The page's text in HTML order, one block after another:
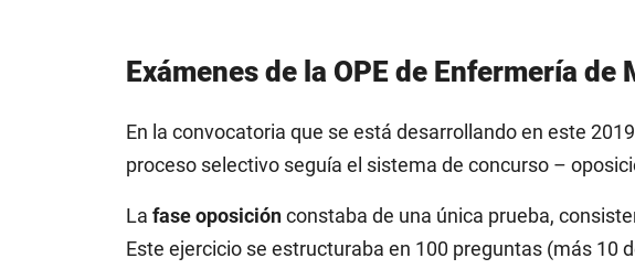
Exámenes de la OPE de Enfermería de
En la convocatoria que se está desarrollando en este
proceso selectivo seguía el sistema de concurso –
La fase oposiciónconstaba de una única prueba,
Este ejercicio se estructuraba en 100 preguntas (más 10